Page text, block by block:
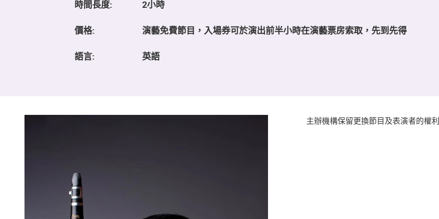
時間長度: 2小時
價格: 演藝免費節目，入場券可於演出前半小時在演藝票房索取，先到先得
語言: 英語
主辦機構保留更換節目及表演者的權利